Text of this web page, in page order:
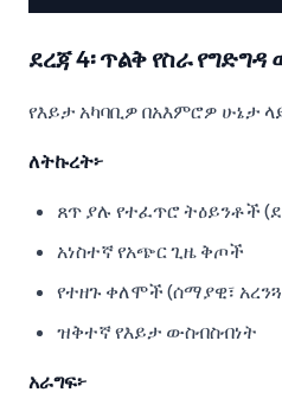
ደረጃ 4፡ ጥልቅ የስራ
የእይታ አካባቢዎ በአእምሮዎ ሁኔታ
ለትኩረት፦
ጸጥ ያሉ የተፈጥሮ ትዕይንቶች
አነስተኛ የአጭር ጊዜ ቅጦች
የተዘጉ ቀለሞች (ሰማያዊ፣
ዝቅተኛ የእይታ ውስብስብነት
አራግፍ፦